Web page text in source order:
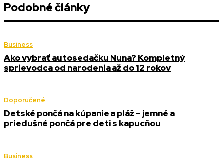
Podobné články
Business
Ako vybrať autosedačku Nuna? Kompletný
sprievodca od narodenia až do 12 rokov
Doporučené
Detské pončá na kúpanie a pláž – jemné a
priedušné pončá pre deti s kapucňou
Business